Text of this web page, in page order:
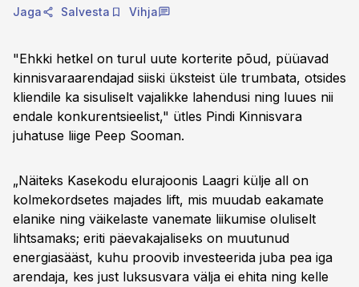
Jaga Salvesta Vihja
"Ehkki hetkel on turul uute korterite põud, püüavad
kinnisvaraarendajad siiski üksteist üle trumbata, otsides
kliendile ka sisuliselt vajalikke lahendusi ning luues nii
endale konkurentsieelist," ütles Pindi Kinnisvara
juhatuse liige Peep Sooman.
„Näiteks Kasekodu elurajoonis Laagri külje all on
kolmekordsetes majades lift, mis muudab eakamate
elanike ning väikelaste vanemate liikumise oluliselt
lihtsamaks; eriti päevakajaliseks on muutunud
energiasääst, kuhu proovib investeerida juba pea iga
arendaja, kes just luksusvara välja ei ehita ning kelle